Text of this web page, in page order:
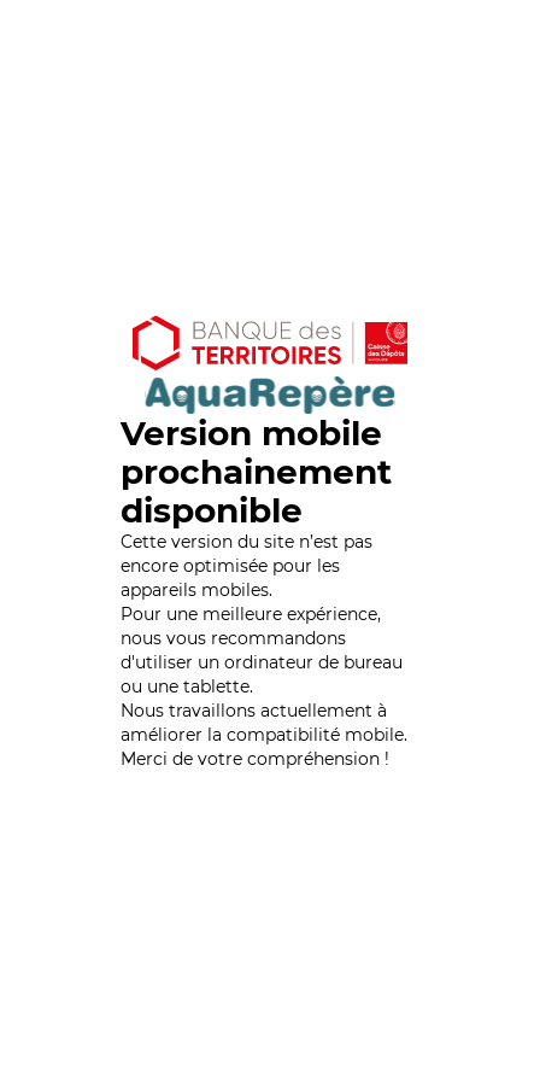
Version mobile
prochainement
disponible
Cette version du site n’est pas
encore optimisée pour les
appareils mobiles.
Pour une meilleure expérience,
nous vous recommandons
d'utiliser un ordinateur de bureau
ou une tablette.
Nous travaillons actuellement à
améliorer la compatibilité mobile.
Merci de votre compréhension !